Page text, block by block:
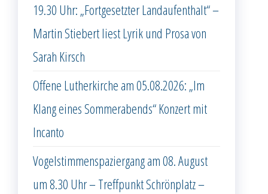
19.30 Uhr: „Fortgesetzter Landaufenthalt“ –
Martin Stiebert liest Lyrik und Prosa von
Sarah Kirsch
Offene Lutherkirche am 05.08.2026: „Im
Klang eines Sommerabends“ Konzert mit
Incanto
Vogelstimmenspaziergang am 08. August
um 8.30 Uhr – Treffpunkt Schrönplatz –